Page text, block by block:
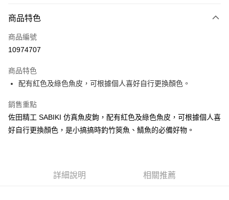
台灣樂天信用卡公司
【大哥付你分期使用說明】
2.付款方式選擇「大哥付你分期」，訂單成立後會自動跳轉到大哥付的交易
流程，驗證手機門號後，選擇欲分期的期數、繳款截止日，確認付款後即完
4.訂單成立30分鐘內，如未前往確認交易或遇審核未通過，訂單將自動取
消。如遇「轉專審核」未通過狀況，表示未達大哥付你分期系統評分，恕無
【繳款方式說明】
1.分期款項不併入電信帳單，「大哥付你分期」於每月結算日後寄送繳費提
醒簡訊。
2.透過簡訊連結打開帳單後，可選擇「超商條碼／台灣大直營門市／銀行轉
用戶於交易時，得透過本服務購買商品或服務，並由商店將買賣／分期付款
相關說明
【關於「AFTEE先享後付」】
便利好安心！
２．便利：只要手機號碼，簡訊認證，即可結帳。
【「AFTEE先享後付」結帳流程】
結帳頁面，進行簡訊認證並確認金額後，即可完成結帳。
※ 請注意：結帳手續完成當下不需立刻繳費，但若您需要取消訂單，請聯絡
購買商品的店家。未經商家同意取消之訂單仍視為有效，需透過AFTEE先享
貨到付款
運送方式
全家取貨付款
每筆NT$60，滿NT$1,200(含以上)免運費
商品特色
商品編號
10974707
商品特色
配有紅色及綠色魚皮，可根據個人喜好自行更換顏色。
銷售重點
佐田精工 SABIKI 仿真魚皮鉤，配有紅色及綠色魚皮，可根據個人喜
好自行更換顏色，是小搞搞時釣竹筴魚、鯖魚的必備好物。
詳細說明 相關推薦